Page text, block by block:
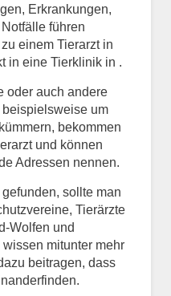
Erkrankungen,
führen
einem Tierarzt in
in eine Tierklinik in .
oder auch andere
um
bekommen
und können
Adressen nennen.
sollte man
Tierärzte
Wolfen und
mitunter mehr
beitragen, dass